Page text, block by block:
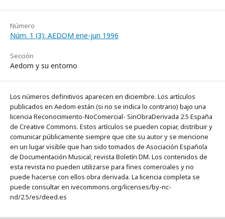
Número
Núm. 1 (3): AEDOM ene-jun 1996
Sección
Aedom y su entorno
Los números definitivos aparecen en diciembre. Los artículos
publicados en Aedom están (si no se indica lo contrario) bajo una
licencia Reconocimiento-NoComercial- SinObraDerivada 2.5 España
de Creative Commons. Estos artículos se pueden copiar, distribuir y
comunicar públicamente siempre que cite su autor y se mencione
en un lugar visible que han sido tomados de Asociación Española
de Documentación Musical, revista Boletín DM. Los contenidos de
esta revista no pueden utilizarse para fines comerciales y no
puede hacerse con ellos obra derivada. La licencia completa se
puede consultar en ivecommons.org/licenses/by-nc-
nd/2.5/es/deed.es